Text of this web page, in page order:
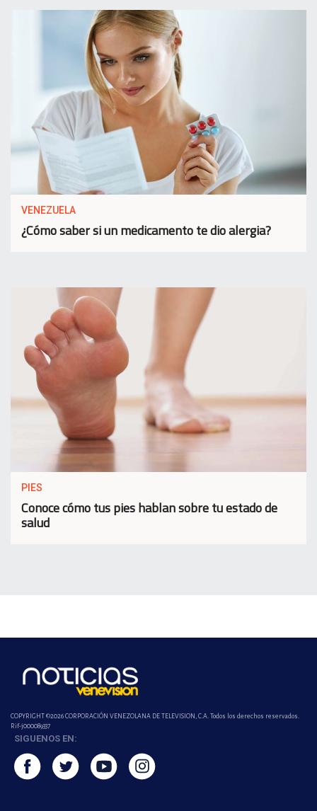
VENEZUELA
¿Cómo saber si un medicamento te dio alergia?
PIES
Conoce cómo tus pies hablan sobre tu estado de
salud
COPYRIGHT ©2026 CORPORACIÓN VENEZOLANA DE TELEVISION, C.A. Todos los derechos reservados.
Rif-j000089337
SIGUENOS EN: